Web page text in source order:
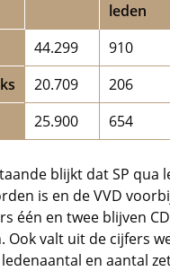
leden
44.299 910
20.709 206
25.900 654
blijkt dat SP qua
is en de VVD
één en twee blijven
Ook valt uit de cijfers
en aantal